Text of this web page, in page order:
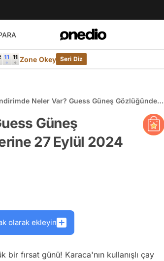
Zone Okey Seri Diz
Neler Var? Guess Güneş Gözlüğünden
Güneş
27 Eylül 2024
olarak ekleyin
fırsat günü! Karaca'nın kullanışlı çay